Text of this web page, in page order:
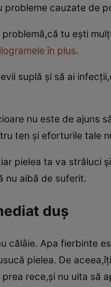
cauzate de
tu eşti
în plus.
suplă şi să ai
nu este de ajuns
ten şi eforturile tale
pielea ta va străluci
nu aibă de suferit.
duş
călâie. Apa fierbinte
pielea. De
rece,şi nu uita să